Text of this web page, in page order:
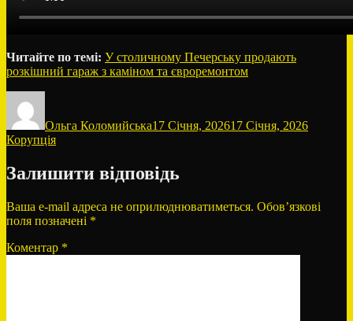
Читайте по темі: У столичному Печерську продають
розкішний гараж з каміном та євроремонтом
Ольга Коломийська17 Січня, 202617 Січня, 2026
Корупція
Залишити відповідь
Ваша e-mail адреса не оприлюднюватиметься. Обов’язкові
поля позначені *
Коментар *